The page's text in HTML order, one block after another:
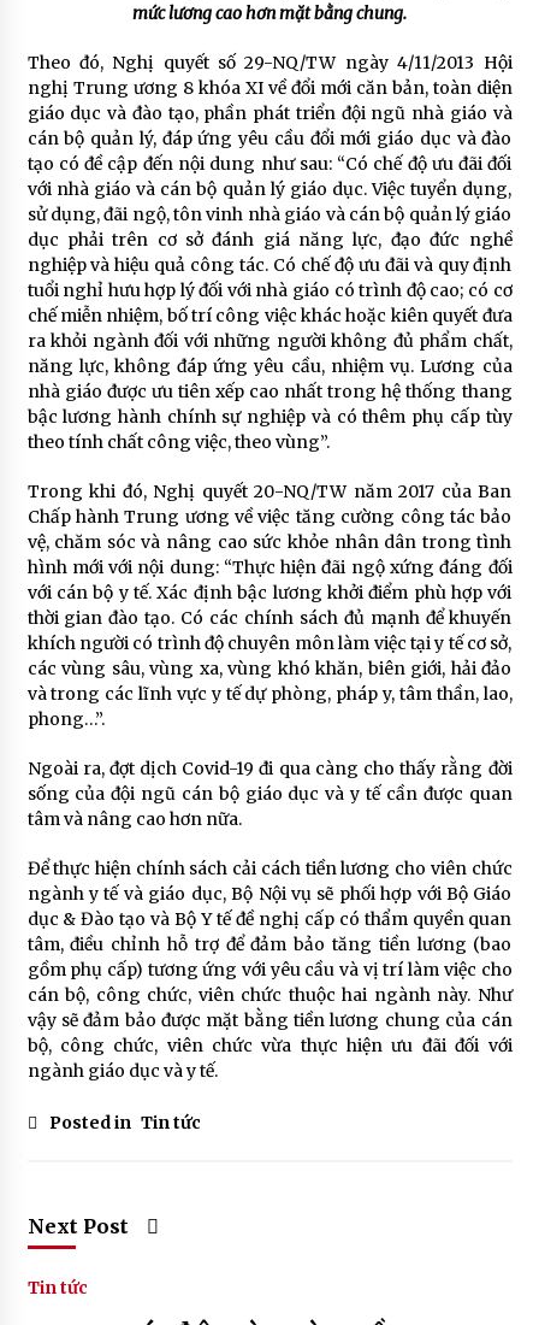
mức lương cao hơn mặt bằng chung.
Theo đó, Nghị quyết số 29-NQ/TW ngày 4/11/2013 Hội
nghị Trung ương 8 khóa XI về đổi mới căn bản, toàn diện
giáo dục và đào tạo, phần phát triển đội ngũ nhà giáo và
cán bộ quản lý, đáp ứng yêu cầu đổi mới giáo dục và đào
tạo có đề cập đến nội dung như sau: “Có chế độ ưu đãi đối
với nhà giáo và cán bộ quản lý giáo dục. Việc tuyển dụng,
sử dụng, đãi ngộ, tôn vinh nhà giáo và cán bộ quản lý giáo
dục phải trên cơ sở đánh giá năng lực, đạo đức nghề
nghiệp và hiệu quả công tác. Có chế độ ưu đãi và quy định
tuổi nghỉ hưu hợp lý đối với nhà giáo có trình độ cao; có cơ
chế miễn nhiệm, bố trí công việc khác hoặc kiên quyết đưa
ra khỏi ngành đối với những người không đủ phẩm chất,
năng lực, không đáp ứng yêu cầu, nhiệm vụ. Lương của
nhà giáo được ưu tiên xếp cao nhất trong hệ thống thang
bậc lương hành chính sự nghiệp và có thêm phụ cấp tùy
theo tính chất công việc, theo vùng”.
Trong khi đó, Nghị quyết 20-NQ/TW năm 2017 của Ban
Chấp hành Trung ương về việc tăng cường công tác bảo
vệ, chăm sóc và nâng cao sức khỏe nhân dân trong tình
hình mới với nội dung: “Thực hiện đãi ngộ xứng đáng đối
với cán bộ y tế. Xác định bậc lương khởi điểm phù hợp với
thời gian đào tạo. Có các chính sách đủ mạnh để khuyến
khích người có trình độ chuyên môn làm việc tại y tế cơ sở,
các vùng sâu, vùng xa, vùng khó khăn, biên giới, hải đảo
và trong các lĩnh vực y tế dự phòng, pháp y, tâm thần, lao,
phong…”.
Ngoài ra, đợt dịch Covid-19 đi qua càng cho thấy rằng đời
sống của đội ngũ cán bộ giáo dục và y tế cần được quan
tâm và nâng cao hơn nữa.
Để thực hiện chính sách cải cách tiền lương cho viên chức
ngành y tế và giáo dục, Bộ Nội vụ sẽ phối hợp với Bộ Giáo
dục & Đào tạo và Bộ Y tế đề nghị cấp có thẩm quyền quan
tâm, điều chỉnh hỗ trợ để đảm bảo tăng tiền lương (bao
gồm phụ cấp) tương ứng với yêu cầu và vị trí làm việc cho
cán bộ, công chức, viên chức thuộc hai ngành này. Như
vậy sẽ đảm bảo được mặt bằng tiền lương chung của cán
bộ, công chức, viên chức vừa thực hiện ưu đãi đối với
ngành giáo dục và y tế.
Posted in Tin tức
Next Post
Tin tức